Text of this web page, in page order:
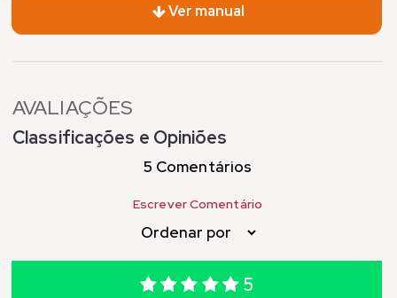
Ver manual
AVALIAÇÕES
Classificações e Opiniões
5 Comentários
Escrever Comentário
5